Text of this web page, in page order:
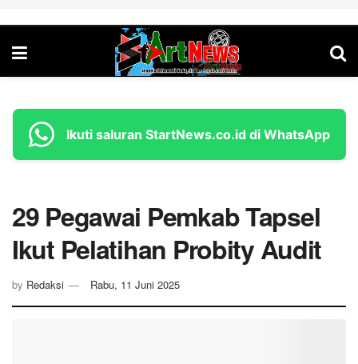
Ikuti saluran StartNews.co.id di WhatsApp
29 Pegawai Pemkab Tapsel
Ikut Pelatihan Probity Audit
by Redaksi Rabu, 11 Juni 2025